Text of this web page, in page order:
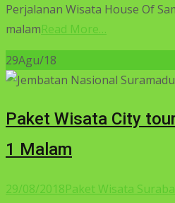
Perjalanan Wisata House Of
malamRead More…
29Agu/18
Paket Wisata City
1 Malam
29/08/2018Paket Wisata